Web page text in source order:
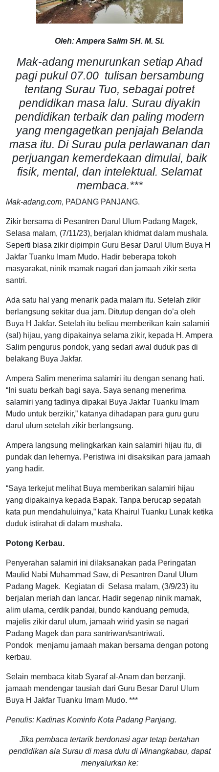
Oleh: Ampera Salim SH. M. Si.
Mak-adang menurunkan setiap Ahad
pagi pukul 07.00 tulisan bersambung
tentang Surau Tuo, sebagai potret
pendidikan masa lalu. Surau diyakin
pendidikan terbaik dan paling modern
yang mengagetkan penjajah Belanda
masa itu. Di Surau pula perlawanan dan
perjuangan kemerdekaan dimulai, baik
fisik, mental, dan intelektual. Selamat
membaca.***
Mak-adang.com, PADANG PANJANG.
Zikir bersama di Pesantren Darul Ulum Padang Magek,
Selasa malam, (7/11/23), berjalan khidmat dalam mushala.
Seperti biasa zikir dipimpin Guru Besar Darul Ulum Buya H
Jakfar Tuanku Imam Mudo. Hadir beberapa tokoh
masyarakat, ninik mamak nagari dan jamaah zikir serta
santri.
Ada satu hal yang menarik pada malam itu. Setelah zikir
berlangsung sekitar dua jam. Ditutup dengan do’a oleh
Buya H Jakfar. Setelah itu beliau memberikan kain salamiri
(sal) hijau, yang dipakainya selama zikir, kepada H. Ampera
Salim pengurus pondok, yang sedari awal duduk pas di
belakang Buya Jakfar.
Ampera Salim menerima salamiri itu dengan senang hati.
“Ini suatu berkah bagi saya. Saya senang menerima
salamiri yang tadinya dipakai Buya Jakfar Tuanku Imam
Mudo untuk berzikir,” katanya dihadapan para guru guru
darul ulum setelah zikir berlangsung.
Ampera langsung melingkarkan kain salamiri hijau itu, di
pundak dan lehernya. Peristiwa ini disaksikan para jamaah
yang hadir.
“Saya terkejut melihat Buya memberikan salamiri hijau
yang dipakainya kepada Bapak. Tanpa berucap sepatah
kata pun mendahuluinya,” kata Khairul Tuanku Lunak ketika
duduk istirahat di dalam mushala.
Potong Kerbau.
Penyerahan salamiri ini dilaksanakan pada Peringatan
Maulid Nabi Muhammad Saw, di Pesantren Darul Ulum
Padang Magek. Kegiatan di Selasa malam, (3/9/23) itu
berjalan meriah dan lancar. Hadir segenap ninik mamak,
alim ulama, cerdik pandai, bundo kanduang pemuda,
majelis zikir darul ulum, jamaah wirid yasin se nagari
Padang Magek dan para santriwan/santriwati.
Pondok menjamu jamaah makan bersama dengan potong
kerbau.
Selain membaca kitab Syaraf al-Anam dan berzanji,
jamaah mendengar tausiah dari Guru Besar Darul Ulum
Buya H Jakfar Tuanku Imam Mudo. ***
Penulis: Kadinas Kominfo Kota Padang Panjang.
Jika pembaca tertarik berdonasi agar tetap bertahan
pendidikan ala Surau di masa dulu di Minangkabau, dapat
menyalurkan ke: